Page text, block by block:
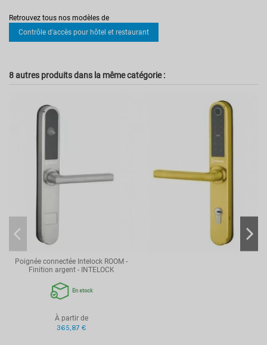
Poids
Type de fermeture
Multiple
NC
00078923
Retrouvez tous nos modèles de
Contrôle d'accès pour hôtel et restaurant
8 autres produits dans la même catégorie :
Poignée connectée Intelock ROOM -
Finition argent - INTELOCK
En stock
À partir de
365,87 €